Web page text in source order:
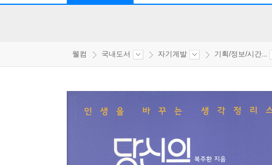
웰컴 국내도서 자기계발 기획/정보/시간...